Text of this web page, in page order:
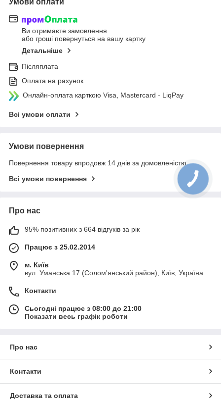
Умови оплати
Ви отримаєте замовлення
або гроші повернуться на вашу картку
Детальніше
Післяплата
Оплата на рахунок
Онлайн-оплата карткою Visa, Mastercard - LiqPay
Всі умови оплати
Умови повернення
Повернення товару впродовж 14 днів за домовленістю
Всі умови повернення
Про нас
95% позитивних з 664 відгуків за рік
Працює з 25.02.2014
м. Київ
вул. Уманська 17 (Солом'янський район), Київ, Україна
Контакти
Сьогодні працює з 08:00 до 21:00
Показати весь графік роботи
Про нас
Контакти
Доставка та оплата